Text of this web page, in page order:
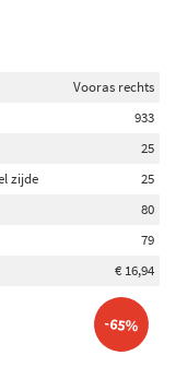
Vooras rechts
933
25
zijde
25
80
79
€ 16,94
-65%